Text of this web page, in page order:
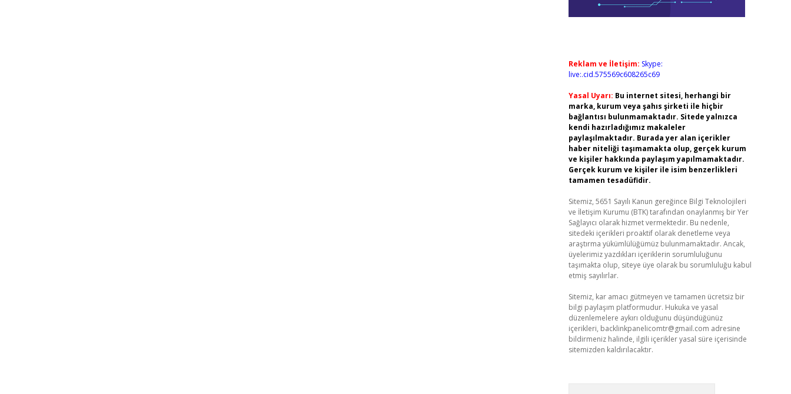
Reklam ve İletişim: Skype:
live:.cid.575569c608265c69
Yasal Uyarı: Bu internet sitesi, herhangi bir
marka, kurum veya şahıs şirketi ile hiçbir
bağlantısı bulunmamaktadır. Sitede yalnızca
kendi hazırladığımız makaleler
paylaşılmaktadır. Burada yer alan içerikler
haber niteliği taşımamakta olup, gerçek kurum
ve kişiler hakkında paylaşım yapılmamaktadır.
Gerçek kurum ve kişiler ile isim benzerlikleri
tamamen tesadüfidir.
Sitemiz, 5651 Sayılı Kanun gereğince Bilgi Teknolojileri
ve İletişim Kurumu (BTK) tarafından onaylanmış bir Yer
Sağlayıcı olarak hizmet vermektedir. Bu nedenle,
sitedeki içerikleri proaktif olarak denetleme veya
araştırma yükümlülüğümüz bulunmamaktadır. Ancak,
üyelerimiz yazdıkları içeriklerin sorumluluğunu
taşımakta olup, siteye üye olarak bu sorumluluğu kabul
etmiş sayılırlar.
Sitemiz, kar amacı gütmeyen ve tamamen ücretsiz bir
bilgi paylaşım platformudur. Hukuka ve yasal
düzenlemelere aykırı olduğunu düşündüğünüz
içerikleri, backlinkpanelicomtr@gmail.com adresine
bildirmeniz halinde, ilgili içerikler yasal süre içerisinde
sitemizden kaldırılacaktır.